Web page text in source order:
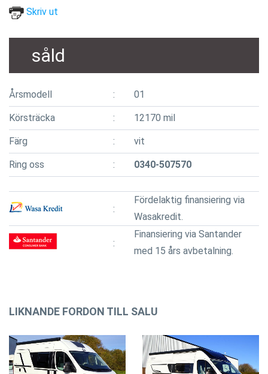
Skriv ut
såld
Årsmodell 01
Körsträcka 12170 mil
Färg vit
Ring oss 0340-507570
Fördelaktig finansiering via
Wasakredit.
Finansiering via Santander
med 15 års avbetalning.
LIKNANDE FORDON TILL SALU